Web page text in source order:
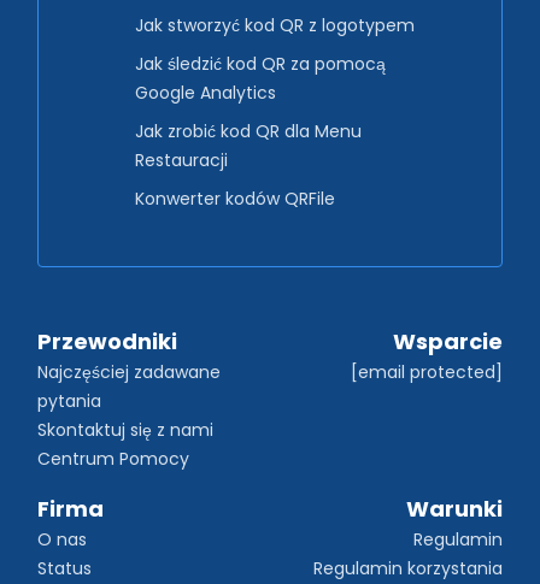
Jak stworzyć kod QR z logotypem
Jak śledzić kod QR za pomocą
Google Analytics
Jak zrobić kod QR dla Menu
Restauracji
Konwerter kodów QRFile
Przewodniki
Najczęściej zadawane
pytania
Skontaktuj się z nami
Centrum Pomocy
Wsparcie
[email protected]
Firma
O nas
Status
Warunki
Regulamin
Regulamin korzystania